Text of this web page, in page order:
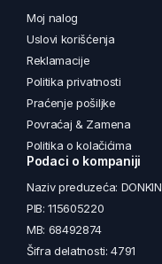
Moj nalog
Uslovi korišćenja
Reklamacije
Politika privatnosti
Praćenje pošiljke
Povraćaj & Zamena
Politika o kolačićima
Podaci o kompaniji
Naziv preduzeća: DONKIN
PIB: 115605220
MB: 68492874
Šifra delatnosti: 4791